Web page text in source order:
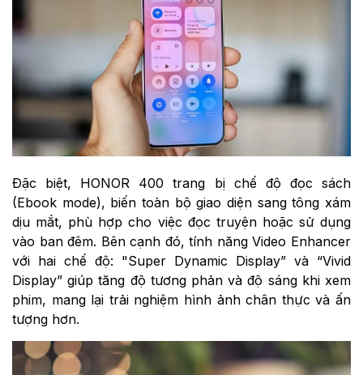
Đặc biệt, HONOR 400 trang bị chế độ đọc sách
(Ebook mode), biến toàn bộ giao diện sang tông xám
dịu mắt, phù hợp cho việc đọc truyện hoặc sử dụng
vào ban đêm. Bên cạnh đó, tính năng Video Enhancer
với hai chế độ: "Super Dynamic Display” và “Vivid
Display” giúp tăng độ tương phản và độ sáng khi xem
phim, mang lại trải nghiệm hình ảnh chân thực và ấn
tượng hơn.